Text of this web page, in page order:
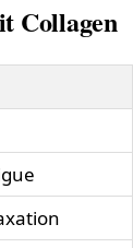
Collagen